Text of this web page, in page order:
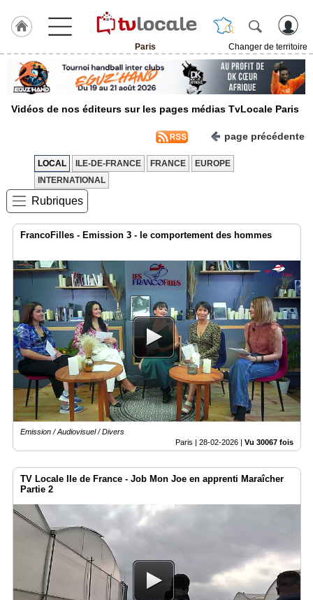
Paris
Changer de territoire
J'adhère
Hulcoq
ACCUEIL
TvLocale
Accueil
RUBRIQUES
Agenda
Gazette
Vidéos
Médias
du
groupe
Blogs
Prémium
Inscription
annuaire
Accès
éditeur
Vidéos de nos éditeurs sur les pages médias TvLocale Paris
page précédente
LOCAL ILE-DE-FRANCE FRANCE
EUROPE
INTERNATIONAL
Rubriques
FrancoFilles - Emission 3 - le comportement des hommes
Emission / Audiovisuel / Divers
Paris | 28-02-2026 Vu 30067 fois
TV Locale Ile de France - Job Mon Joe en apprenti Maraîcher
Partie 2